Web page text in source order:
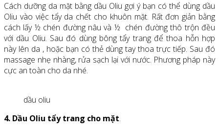
Cách dưỡng da mặt bằng dầu Oliu gợi ý bạn có thể dùng dầu
Oliu vào việc tẩy da chết cho khuôn mặt. Rất đơn giản bằng
cách lấy ½ chén đường nâu và ½ chén đường thô trộn đều
với dầu Oliu. Sau đó dùng bông tẩy trang để thoa hỗn hợp
này lên da , hoặc bạn có thẻ dùng tay thoa trực tiếp. Sau đó
massage nhẹ nhàng, rửa sạch lại với nước. Phương pháp này
cực an toàn cho da nhé.
dầu oliu
4. Dầu Oliu tẩy trang cho mặt.